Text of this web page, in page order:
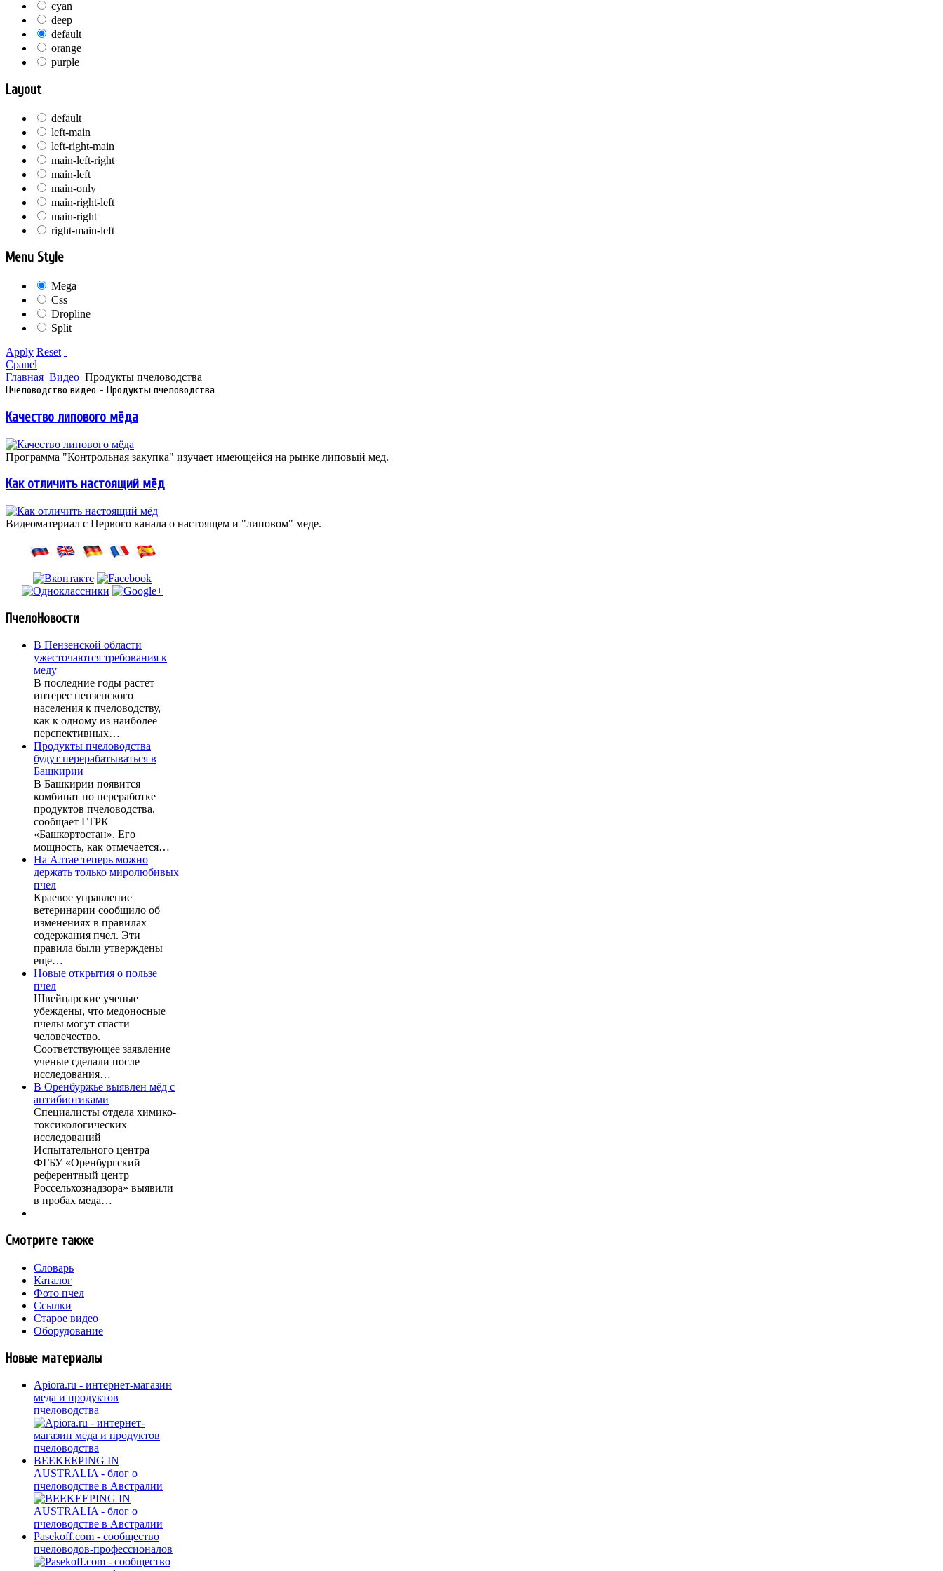
cyan
deep
default
orange
purple
Layout
default
left-main
left-right-main
main-left-right
main-left
main-only
main-right-left
main-right
right-main-left
Menu Style
Mega
Css
Dropline
Split
Apply Reset
Cpanel
Главная Видео Продукты пчеловодства
Пчеловодство видео - Продукты пчеловодства
Качество липового мёда
Программа "Контрольная закупка" изучает имеющейся на рынке липовый мед.
Как отличить настоящий мёд
Видеоматериал с Первого канала о настоящем и "липовом" меде.
ПчелоНовости
В Пензенской области
ужесточаются требования к
меду
В последние годы растет
интерес пензенского
населения к пчеловодству,
как к одному из наиболее
перспективных…
Продукты пчеловодства
будут перерабатываться в
Башкирии
В Башкирии появится
комбинат по переработке
продуктов пчеловодства,
сообщает ГТРК
«Башкортостан». Его
мощность, как отмечается…
На Алтае теперь можно
держать только миролюбивых
пчел
Краевое управление
ветеринарии сообщило об
изменениях в правилах
содержания пчел. Эти
правила были утверждены
еще…
Новые открытия о пользе
пчел
Швейцарские ученые
убеждены, что медоносные
пчелы могут спасти
человечество.
Соответствующее заявление
ученые сделали после
исследования…
В Оренбуржье выявлен мёд с
антибиотиками
Специалисты отдела химико-
токсикологических
исследований
Испытательного центра
ФГБУ «Оренбургский
референтный центр
Россельхознадзора» выявили
в пробах меда…
Смотрите также
Словарь
Каталог
Фото пчел
Ссылки
Старое видео
Оборудование
Новые материалы
Apiora.ru - интернет-магазин
меда и продуктов
пчеловодства
BEEKEEPING IN
AUSTRALIA - блог о
пчеловодстве в Австралии
Pasekoff.com - сообщество
пчеловодов-профессионалов